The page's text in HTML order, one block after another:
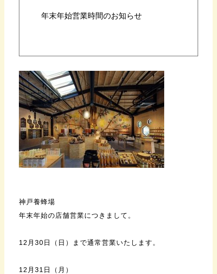
年末年始営業時間のお知らせ
神戸養蜂場
年末年始の店舗営業につきまして。
12月30日（日）まで通常営業いたします。
12月31日（月）